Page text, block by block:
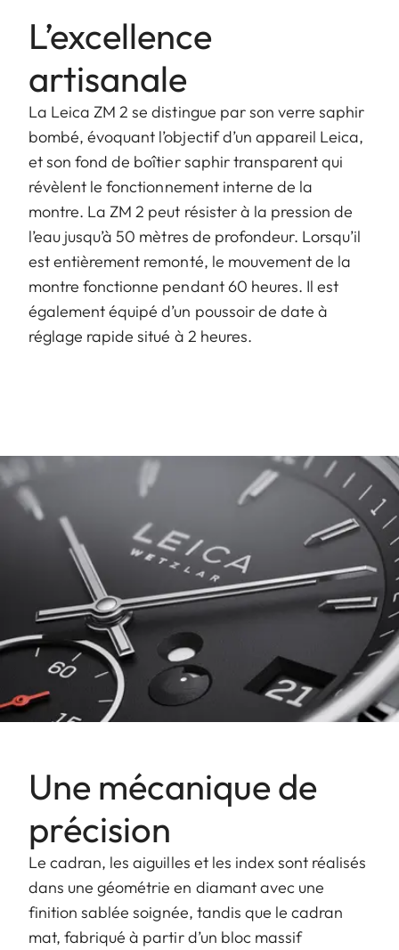
L’excellence
artisanale
La Leica ZM 2 se distingue par son verre saphir
bombé, évoquant l’objectif d’un appareil Leica,
et son fond de boîtier saphir transparent qui
révèlent le fonctionnement interne de la
montre. La ZM 2 peut résister à la pression de
l’eau jusqu’à 50 mètres de profondeur. Lorsqu’il
est entièrement remonté, le mouvement de la
montre fonctionne pendant 60 heures. Il est
également équipé d’un poussoir de date à
réglage rapide situé à 2 heures.
Une mécanique de
précision
Le cadran, les aiguilles et les index sont réalisés
dans une géométrie en diamant avec une
finition sablée soignée, tandis que le cadran
mat, fabriqué à partir d’un bloc massif